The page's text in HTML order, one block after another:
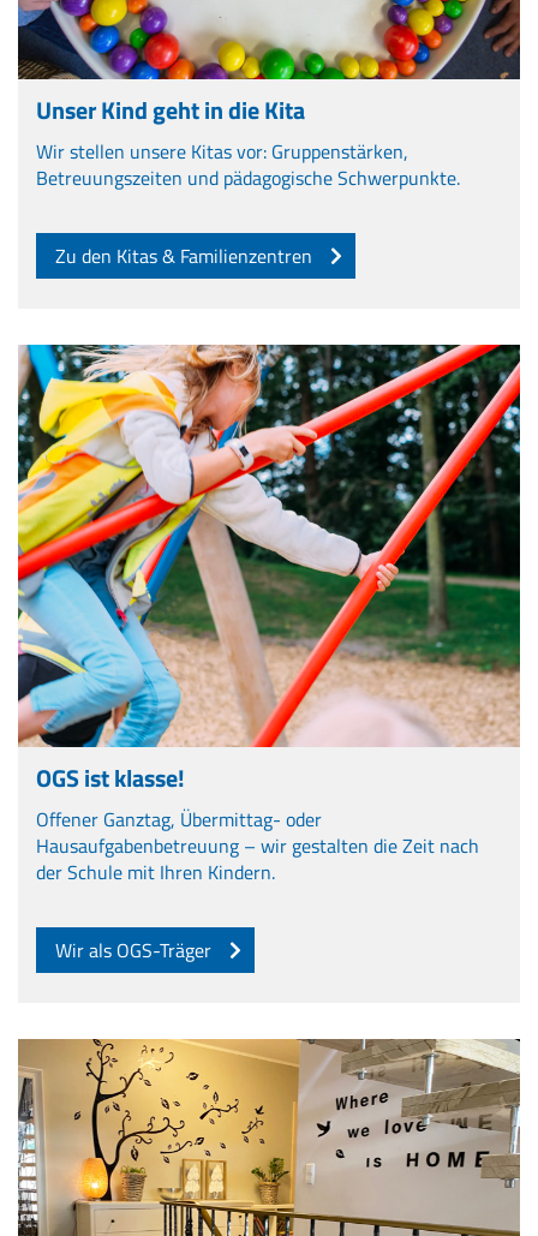
Unser Kind geht in die Kita
Wir stellen unsere Kitas vor: Gruppenstärken,
Betreuungszeiten und pädagogische Schwerpunkte.
Zu den Kitas & Familienzentren
OGS ist klasse!
Offener Ganztag, Übermittag- oder
Hausaufgabenbetreuung – wir gestalten die Zeit nach
der Schule mit Ihren Kindern.
Wir als OGS-Träger